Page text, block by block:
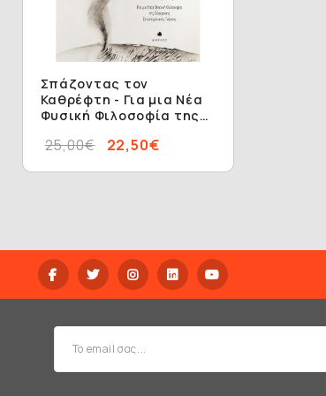
Σπάζοντας τον
Καθρέφτη - Για μια Νέα
Φυσική Φιλοσοφία της
Επιστημονικής Γνώσης
22,50€
25,00€